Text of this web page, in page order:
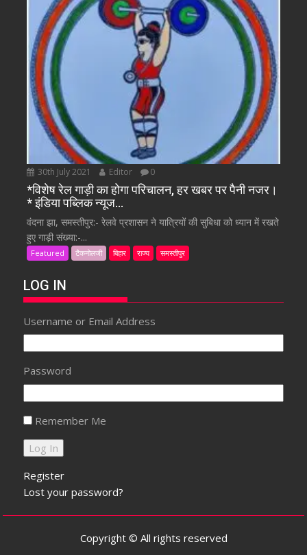
30th July 2021 Editor 0
*विशेष रेल गाड़ी का होगा परिचालन, हर खबर पर पैनी नजर।
* इंडिया पब्लिक न्यूज…
वंदना झा, समस्तीपुर:- रेलवे प्रशासन ने यात्रियों की सुबिधा को ध्यान में रखते
हुए गाड़ी संख्या:-...
Featured टैकनोलजी बिहार राज्य समस्तीपुर
LOG IN
Username or Email Address
Password
Remember Me
Register
Lost your password?
Copyright © All rights reserved